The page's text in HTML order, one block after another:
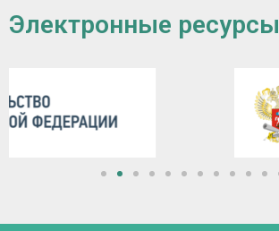
Электронные ресурсы